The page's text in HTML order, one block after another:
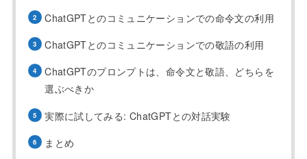
ChatGPTとのコミュニケーションでの命令文の利用
ChatGPTとのコミュニケーションでの敬語の利用
ChatGPTのプロンプトは、命令文と敬語、どちらを
選ぶべきか
実際に試してみる: ChatGPTとの対話実験
まとめ